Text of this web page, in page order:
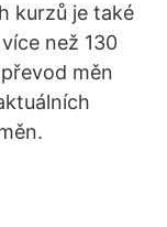
kurzů je také
než 130
měn